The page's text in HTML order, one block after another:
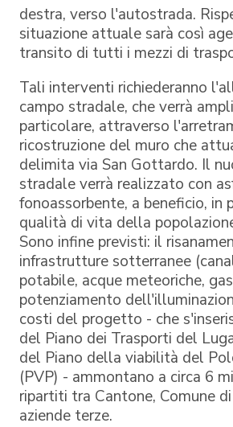
destra, verso l'autostrada.
situazione attuale sarà così
transito di tutti i mezzi di
Tali interventi richiederanno
campo stradale, che verrà
particolare, attraverso
ricostruzione del muro che
delimita via San Gottardo. Il
stradale verrà realizzato con
fonoassorbente, a beneficio, in
qualità di vita della
Sono infine previsti: il
infrastrutture sotterranee
potabile, acque meteoriche,
potenziamento
costi del progetto - che
del Piano dei Trasporti del
del Piano della viabilità del
(PVP) - ammontano a circa 6
ripartiti tra Cantone, Comune
aziende terze.